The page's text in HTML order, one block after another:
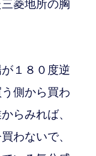
菱地所の胸
１８０度逆
側から買わ
らみれば、
わないで、